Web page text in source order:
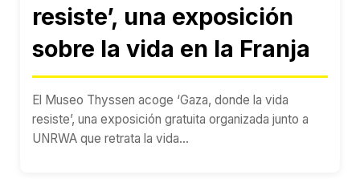
resiste’, una exposición
sobre la vida en la Franja
El Museo Thyssen acoge ‘Gaza, donde la vida
resiste’, una exposición gratuita organizada junto a
UNRWA que retrata la vida...